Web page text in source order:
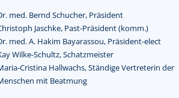
med. Bernd Schucher, Präsident
Jaschke, Past-Präsident (komm.)
med. A. Hakim Bayarassou, Präsident-elect
Wilke-Schultz, Schatzmeister
Cristina Hallwachs, Ständige Vertreterin der
mit Beatmung